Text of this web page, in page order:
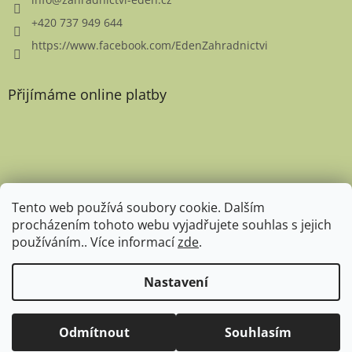
Tento web používá soubory cookie. Dalším
procházením tohoto webu vyjadřujete souhlas s jejich
používáním.. Více informacízde.
Nastavení
Odmítnout Souhlasím
Expedice rostlin pro rok 2026 zahájena. Aktuální doba expedice je
+420 737 949 644
https://www.facebook.com/EdenZahradnictvi
Přijímáme online platby
Favicon
Copyright 2026Zahradnictví Eden. Všechna práva